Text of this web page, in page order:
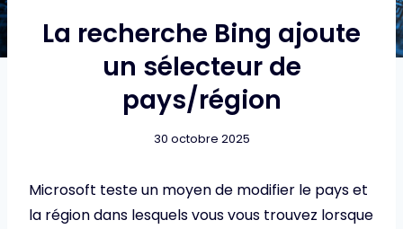
La recherche Bing ajoute
un sélecteur de
pays/région
30 octobre 2025
Microsoft teste un moyen de modifier le pays et
la région dans lesquels vous vous trouvez lorsque